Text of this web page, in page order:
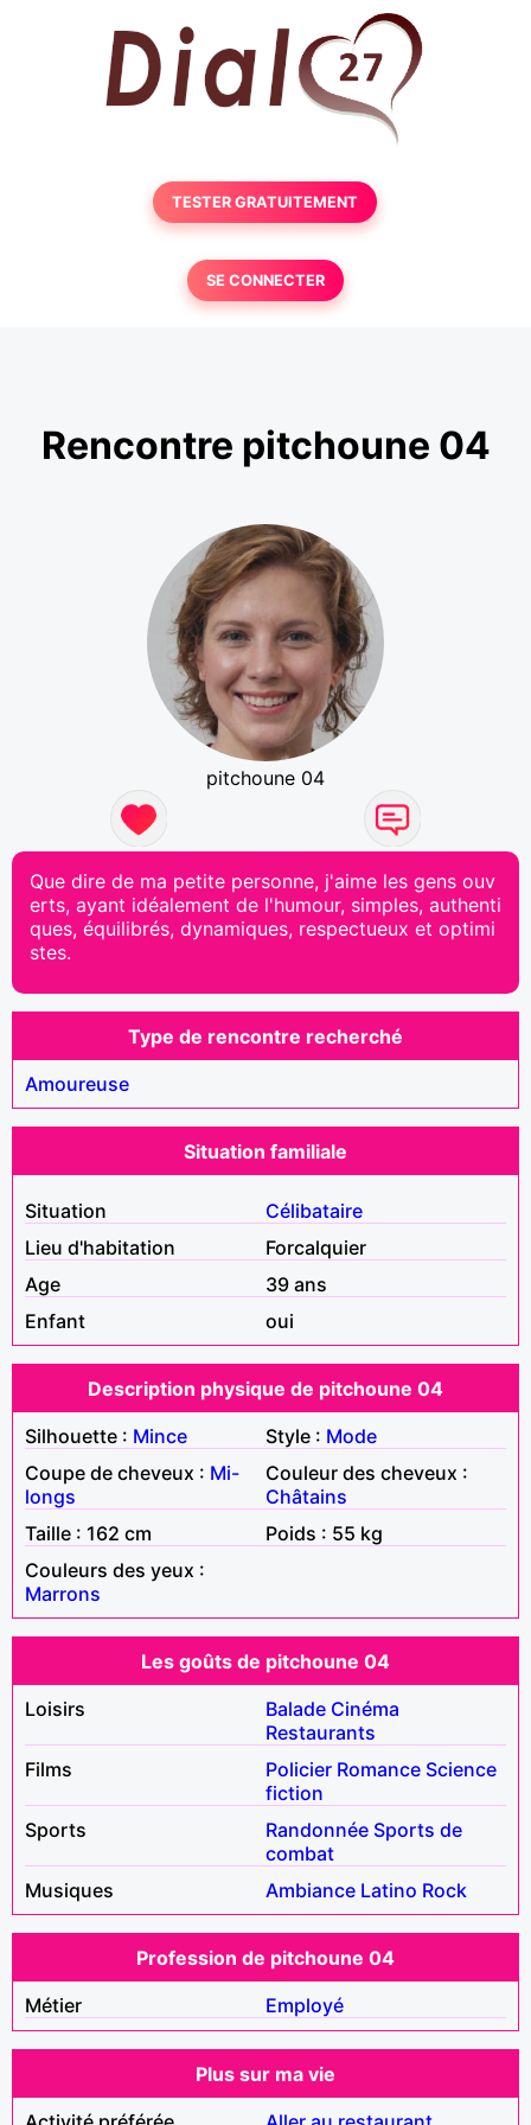
TESTER GRATUITEMENT
SE CONNECTER
Rencontre pitchoune 04
pitchoune 04
Que dire de ma petite personne, j'aime les gens ouv
erts, ayant idéalement de l'humour, simples, authenti
ques, équilibrés, dynamiques, respectueux et optimi
stes.
Type de rencontre recherché
Amoureuse
Situation familiale
Situation
Célibataire
Lieu d'habitation
Forcalquier
Age
39 ans
Enfant
oui
Description physique de pitchoune 04
Silhouette : Mince Style : Mode
Coupe de cheveux : Mi-
longs
Couleur des cheveux :
Châtains
Taille : 162 cm
Poids : 55 kg
Couleurs des yeux :
Marrons
Les goûts de pitchoune 04
Loisirs
Balade Cinéma
Restaurants
Films
Policier Romance Science
fiction
Sports
Randonnée Sports de
combat
Musiques
Ambiance Latino Rock
Profession de pitchoune 04
Métier
Employé
Plus sur ma vie